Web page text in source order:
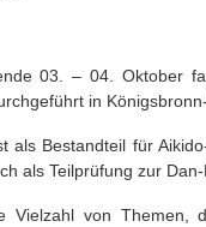
03. – 04. Oktober
in
als Bestandteil für
als Teilprüfung zur
Vielzahl von Themen,